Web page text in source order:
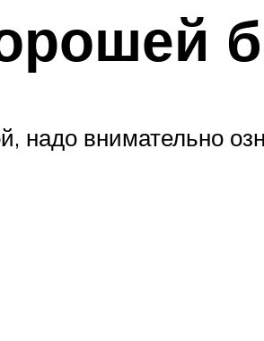
внимательно